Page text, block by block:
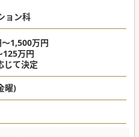
ョン科
1,500万円
125万円
じて決定
曜)